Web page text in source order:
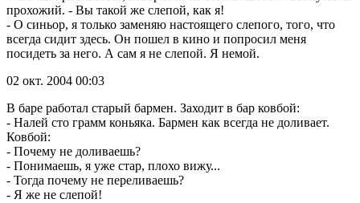
прохожий. - Вы такой же слепой, как я!
- О синьор, я только заменяю настоящего слепого, того, что
всегда сидит здесь. Он пошел в кино и попросил меня
посидеть за него. А сам я не слепой. Я немой.
02 окт. 2004 00:03
В баре работал старый бармен. Заходит в бар ковбой:
- Налей сто грамм коньяка. Бармен как всегда не доливает.
Ковбой:
- Почему не доливаешь?
- Понимаешь, я уже стар, плохо вижу...
- Тогда почему не переливаешь?
- Я же не слепой!